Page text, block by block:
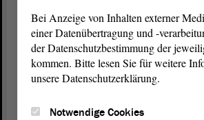
Vielen Dank, Herr Krull. Es gibt eine
Herrn Kosmehl. Einverstanden? -
Guido Kosmehl (FDP):
Bei Anzeige von Inhalten externer
einer Datenübertragung und -
der Datenschutzbestimmung der
kommen. Bitte lesen Sie für weitere
unsere Datenschutzerklärung.
Notwendige Cookies